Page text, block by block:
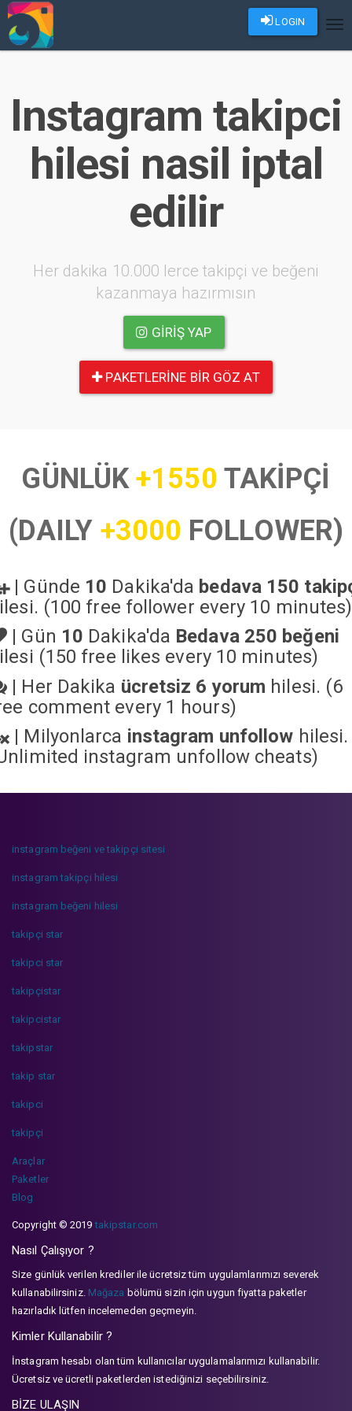
LOGIN
Instagram takipci
hilesi nasil iptal
edilir
Her dakika 10.000 lerce takipçi ve beğeni
kazanmaya hazırmısın
GIRIŞ YAP
PAKETLERINE BIR GÖZ AT
GÜNLÜK+1550 TAKİPÇİ
(DAILY +3000 FOLLOWER)
| Günde 10 Dakika'da bedava 150
(100 free follower every 10 minutes)
| Gün 10 Dakika'da Bedava 250 beğeni
(150 free likes every 10 minutes)
| Her Dakika ücretsiz 6 yorum hilesi. (6
comment every 1 hours)
| Milyonlarca instagram unfollow hilesi.
instagram unfollow cheats)
instagram beğeni ve takipçi sitesi
instagram takipçi hilesi
instagram beğeni hilesi
takipçi star
takipci star
takipçistar
takipcistar
takipstar
takip star
takipci
takipçi
Araçlar
Paketler
Blog
Copyright © 2019takipstar.com
Nasıl Çalışıyor ?
Size günlük verilen krediler ile ücretsiz tüm uygulamlarımızı severek
kullanabilirsiniz. Mağaza bölümü sizin için uygun fiyatta paketler
hazırladık lütfen incelemeden geçmeyin.
Kimler Kullanabilir ?
İnstagram hesabı olan tüm kullanıcılar uygulamalarımızı kullanabilir.
Ücretsiz ve ücretli paketlerden istediğinizi seçebilirsiniz.
BİZE ULAŞIN